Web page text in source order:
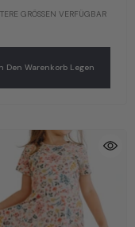
GRÖSSEN VERFÜGBAR
Den Warenkorb Legen